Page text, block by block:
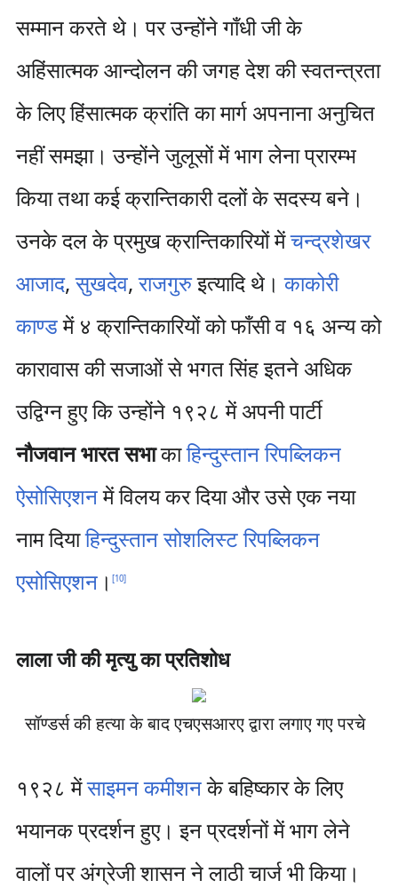
सम्मान करते थे। पर उन्होंने गाँधी जी के
अहिंसात्मक आन्दोलन की जगह देश की स्वतन्त्रता
के लिए हिंसात्मक क्रांति का मार्ग अपनाना अनुचित
नहीं समझा। उन्होंने जुलूसों में भाग लेना प्रारम्भ
किया तथा कई क्रान्तिकारी दलों के सदस्य बने।
उनके दल के प्रमुख क्रान्तिकारियों मेंचन्द्रशेखर
आजाद,सुखदेव,राजगुरुइत्यादि थे।काकोरी
काण्डमें ४ क्रान्तिकारियों को फाँसी व १६ अन्य को
कारावास की सजाओं से भगत सिंह इतने अधिक
उद्विग्न हुए कि उन्होंने १९२८ में अपनी पार्टी
नौजवान भारत सभाकाहिन्दुस्तान रिपब्लिकन
ऐसोसिएशनमें विलय कर दिया और उसे एक नया
नाम दियाहिन्दुस्तान सोशलिस्ट रिपब्लिकन
एसोसिएशन। [10]
लाला जी की मृत्यु का प्रतिशोध
सॉण्डर्स की हत्या के बाद एचएसआरए द्वारा लगाए गए परचे
१९२८ मेंसाइमन कमीशनके बहिष्कार के लिए
भयानक प्रदर्शन हुए। इन प्रदर्शनों में भाग लेने
वालों पर अंग्रेजी शासन ने लाठी चार्ज भी किया।